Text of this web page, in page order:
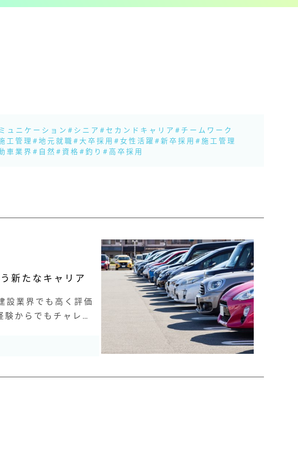
ュニケーション#シニア#セカンドキャリア#チームワーク
工管理#地元就職#大卒採用#女性活躍#新卒採用#施工管理
車業界#自然#資格#釣り#高卒採用
新たなキャリア
設業界でも高く評価
からでもチャレン